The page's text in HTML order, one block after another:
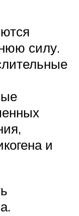
силу.
и